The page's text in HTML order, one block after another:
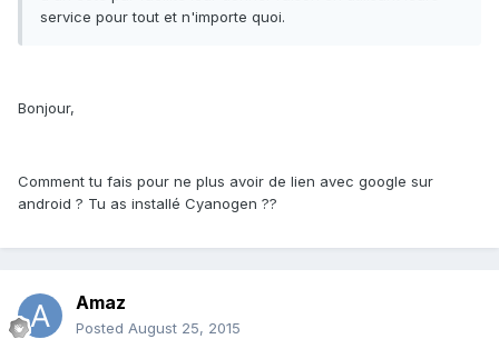
service pour tout et n'importe quoi.
Bonjour,
Comment tu fais pour ne plus avoir de lien avec google sur
android ? Tu as installé Cyanogen ??
Amaz
Posted August 25, 2015